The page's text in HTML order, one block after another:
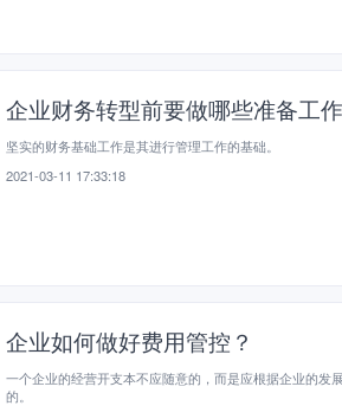
企业财务转型前要做哪些准备工
坚实的财务基础工作是其进行管理工作的基础。
2021-03-11 17:33:18
企业如何做好费用管控？
一个企业的经营开支本不应随意的，而是应根据企业的发
的。